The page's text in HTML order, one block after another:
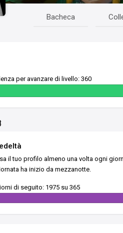
Bacheca
per avanzare di livello: 360
il tuo profilo almeno una volta ogni
ha inizio da mezzanotte.
di seguito: 1975 su 365